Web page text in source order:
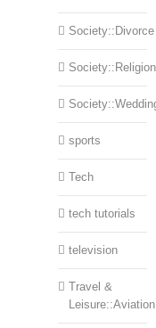
Society::Divorce
Society::Religion
sports
Tech
tech tutorials
television
Travel &
Leisure::Aviation